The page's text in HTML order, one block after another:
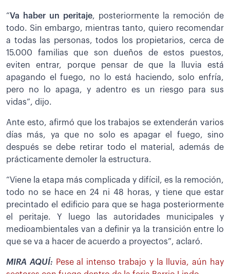
“Va haber un peritaje, posteriormente la remoción de
todo. Sin embargo, mientras tanto, quiero recomendar
a todas las personas, todos los propietarios, cerca de
15.000 familias que son dueños de estos puestos,
eviten entrar, porque pensar de que la lluvia está
apagando el fuego, no lo está haciendo, solo enfría,
pero no lo apaga, y adentro es un riesgo para sus
vidas”, dijo.
Ante esto, afirmó que los trabajos se extenderán varios
días más, ya que no solo es apagar el fuego, sino
después se debe retirar todo el material, además de
prácticamente demoler la estructura.
“Viene la etapa más complicada y difícil, es la remoción,
todo no se hace en 24 ni 48 horas, y tiene que estar
precintado el edificio para que se haga posteriormente
el peritaje. Y luego las autoridades municipales y
medioambientales van a definir ya la transición entre lo
que se va a hacer de acuerdo a proyectos”, aclaró.
MIRA AQUÍ: Pese al intenso trabajo y la lluvia, aún hay